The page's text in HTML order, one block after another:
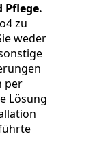
zu
weder
per
Lösung